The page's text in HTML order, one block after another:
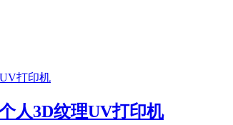
人3D纹理UV打印机